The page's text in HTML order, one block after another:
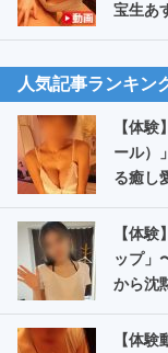
宝生あ
人気記事ランキン
【体
ール）
る癒し
【体
ップ」
から沈
【体